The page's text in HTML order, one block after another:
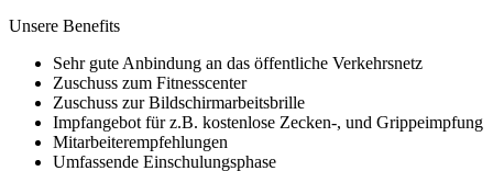
Unsere Benefits
Sehr gute Anbindung an das öffentliche Verkehrsnetz
Zuschuss zum Fitnesscenter
Zuschuss zur Bildschirmarbeitsbrille
Impfangebot für z.B. kostenlose Zecken-, und Grippeimpfung
Mitarbeiterempfehlungen
Umfassende Einschulungsphase